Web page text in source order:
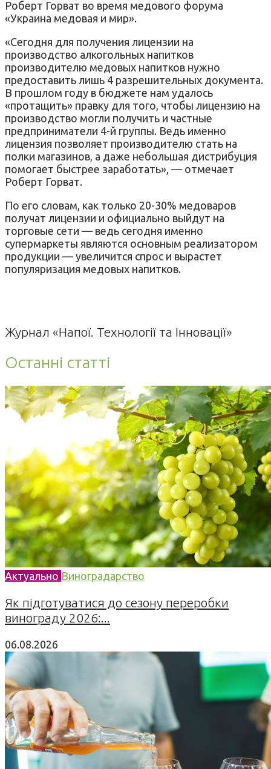
Роберт Горват во время медового форума
«Украина медовая и мир».
«Сегодня для получения лицензии на
производство алкогольных напитков
производителю медовых напитков нужно
предоставить лишь 4 разрешительных документа.
В прошлом году в бюджете нам удалось
«протащить» правку для того, чтобы лицензию на
производство могли получить и частные
предприниматели 4-й группы. Ведь именно
лицензия позволяет производителю стать на
полки магазинов, а даже небольшая дистрибуция
помогает быстрее заработать», — отмечает
Роберт Горват.
По его словам, как только 20-30% медоваров
получат лицензии и официально выйдут на
торговые сети — ведь сегодня именно
супермаркеты являются основным реализатором
продукции — увеличится спрос и вырастет
популяризация медовых напитков.
Журнал «Напої. Технології та Інновації»
Останні статті
Актуально Виноградарство
Як підготуватися до сезону переробки
винограду 2026:...
06.08.2026